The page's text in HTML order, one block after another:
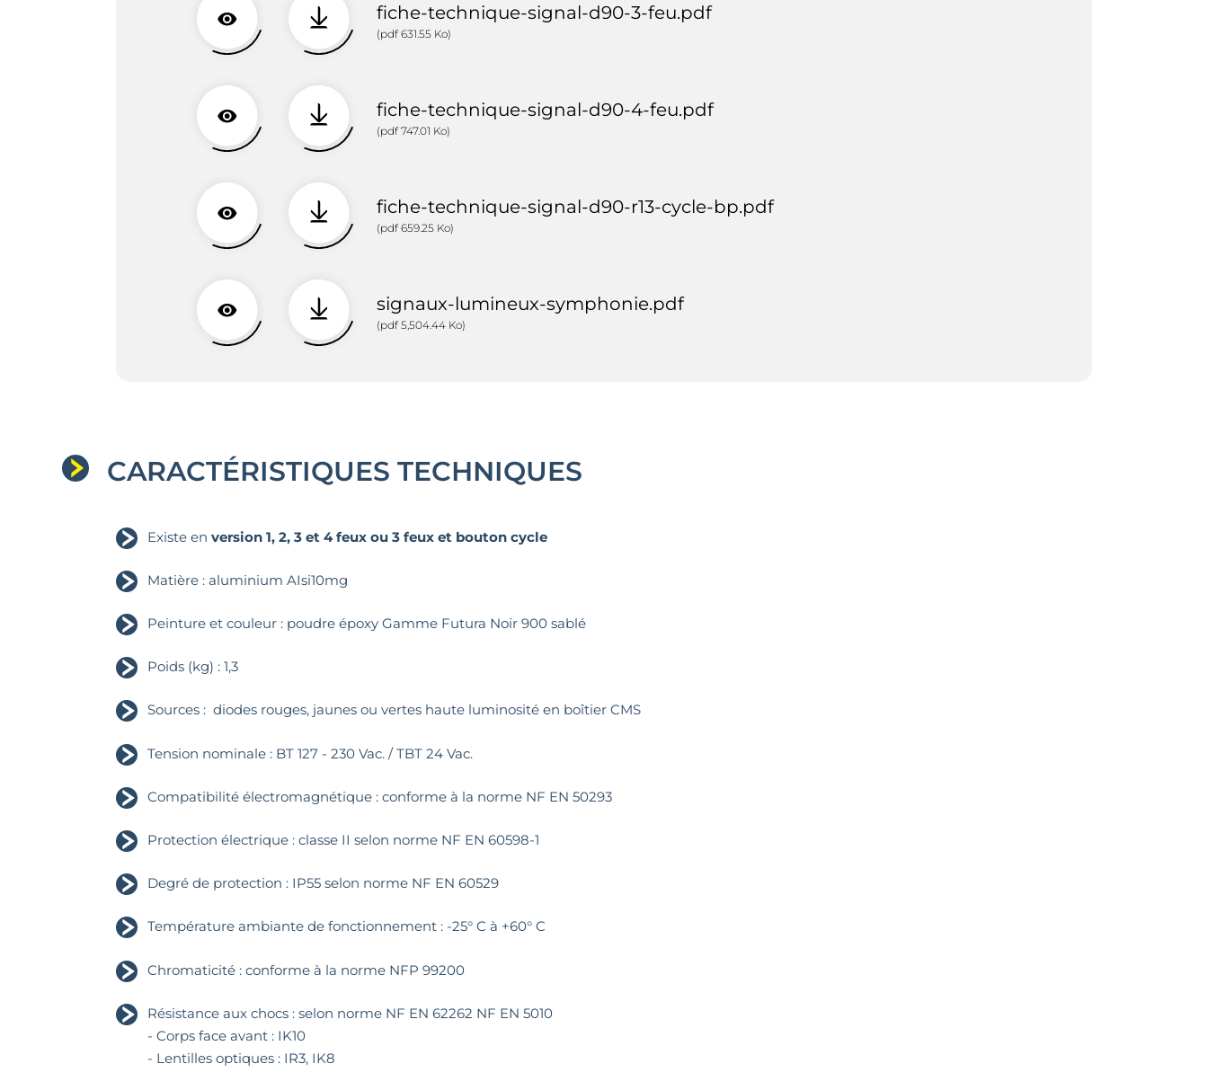
fiche-technique-signal-d90-3-feu.pdf
(pdf 631.55 Ko)
fiche-technique-signal-d90-4-feu.pdf
(pdf 747.01 Ko)
fiche-technique-signal-d90-r13-cycle-bp.pdf
(pdf 659.25 Ko)
signaux-lumineux-symphonie.pdf
(pdf 5,504.44 Ko)
CARACTÉRISTIQUES TECHNIQUES
Existe en version 1, 2, 3 et 4 feux ou 3 feux et bouton cycle
Matière : aluminium AIsi10mg
Peinture et couleur : poudre époxy Gamme Futura Noir 900 sablé
Poids (kg) : 1,3
Sources : diodes rouges, jaunes ou vertes haute luminosité en boîtier CMS
Tension nominale : BT 127 - 230 Vac. / TBT 24 Vac.
Compatibilité électromagnétique : conforme à la norme NF EN 50293
Protection électrique : classe II selon norme NF EN 60598-1
Degré de protection : IP55 selon norme NF EN 60529
Température ambiante de fonctionnement : -25° C à +60° C
Chromaticité : conforme à la norme NFP 99200
Résistance aux chocs : selon norme NF EN 62262 NF EN 5010
- Corps face avant : IK10
- Lentilles optiques : IR3, IK8